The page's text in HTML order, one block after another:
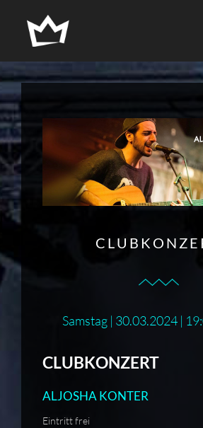
Samstag | 30.03.2024 |
CLUBKONZERT
ALJOSHA KONTER
Eintritt frei